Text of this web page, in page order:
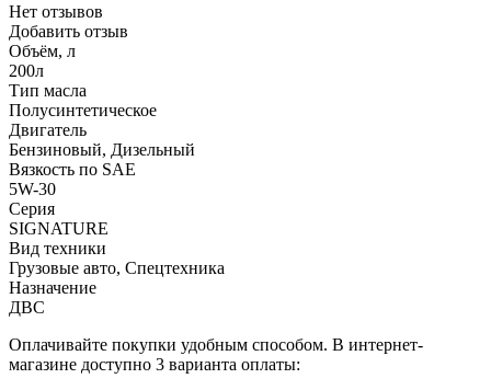
Нет отзывов
Добавить отзыв
Объём, л
200л
Тип масла
Полусинтетическое
Двигатель
Бензиновый, Дизельный
Вязкость по SAE
5W-30
Серия
SIGNATURE
Вид техники
Грузовые авто, Спецтехника
Назначение
ДВС
Оплачивайте покупки удобным способом. В интернет-
магазине доступно 3 варианта оплаты: